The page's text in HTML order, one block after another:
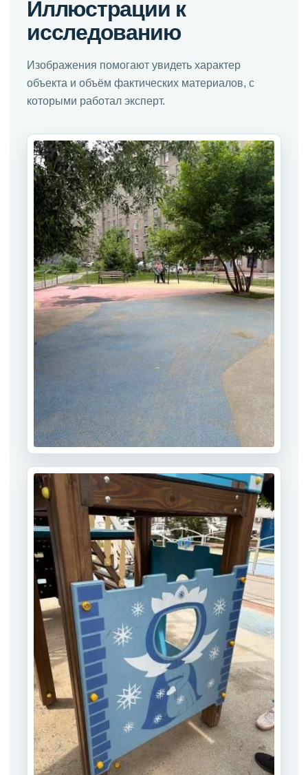
Иллюстрации к
исследованию
Изображения помогают увидеть характер
объекта и объём фактических материалов, с
которыми работал эксперт.